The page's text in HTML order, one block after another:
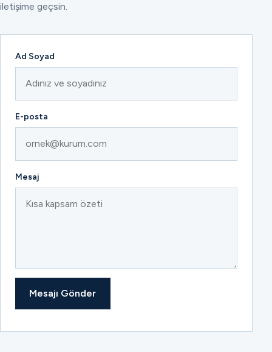
iletişime geçsin.
Ad Soyad
E-posta
Mesaj
Mesajı Gönder